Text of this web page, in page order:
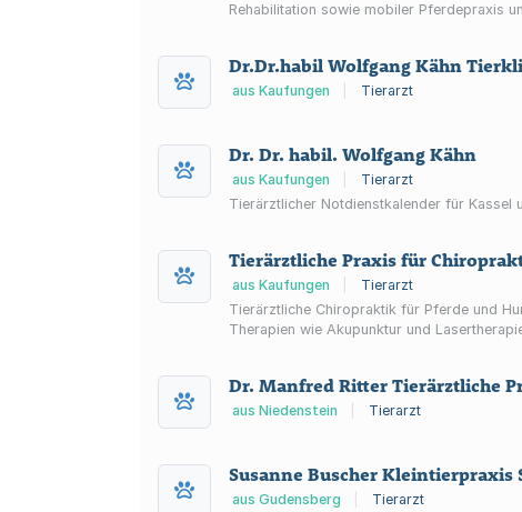
Rehabilitation sowie mobiler Pferdepraxis
Dr.Dr.habil Wolfgang Kähn
aus Kaufungen Tierarzt
Dr. Dr. habil. Wolfgang Kähn
aus Kaufungen
Tierarzt
Tierärztlicher Notdienstkalender für Kassel
Tierärztliche Praxis für
aus Kaufungen
Tierarzt
Tierärztliche Chiropraktik für Pferde und
Therapien wie Akupunktur und
Dr. Manfred Ritter Tierärztliche
aus Niedenstein Tierarzt
Susanne Buscher Kleintierpraxis
aus Gudensberg Tierarzt